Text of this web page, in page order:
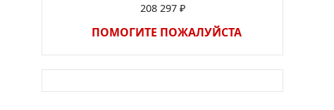
208 297 ₽
ПОМОГИТЕ ПОЖАЛУЙСТА